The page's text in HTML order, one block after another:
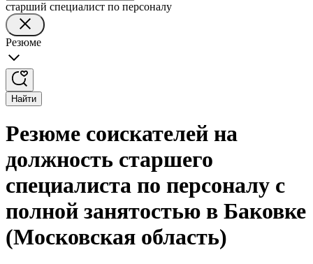
старший специалист по персоналу
Резюме
Найти
Резюме соискателей на
должность старшего
специалиста по персоналу с
полной занятостью в Баковке
(Московская область)